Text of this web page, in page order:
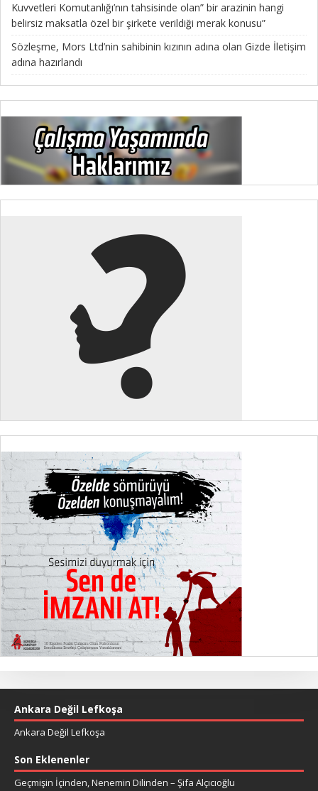
Kuvvetleri Komutanlığı’nın tahsisinde olan” bir arazinin hangi
belirsiz maksatla özel bir şirkete verildiği merak konusu”
Sözleşme, Mors Ltd’nin sahibinin kızının adına olan Gizde İletişim
adına hazırlandı
Ankara Değil Lefkoşa
Ankara Değil Lefkoşa
Son Eklenenler
Geçmişin İçinden, Nenemin Dilinden – Şifa Alçıcıoğlu